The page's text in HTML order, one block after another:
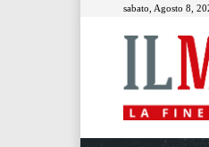
sabato, Agosto 8,